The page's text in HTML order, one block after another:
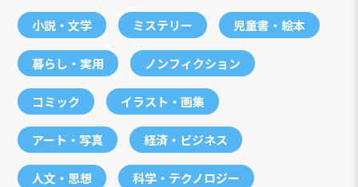
小説・文学 ミステリー 児童書・絵本
暮らし・実用 ノンフィクション
コミック イラスト・画集
アート・写真 経済・ビジネス
人文・思想 科学・テクノロジー